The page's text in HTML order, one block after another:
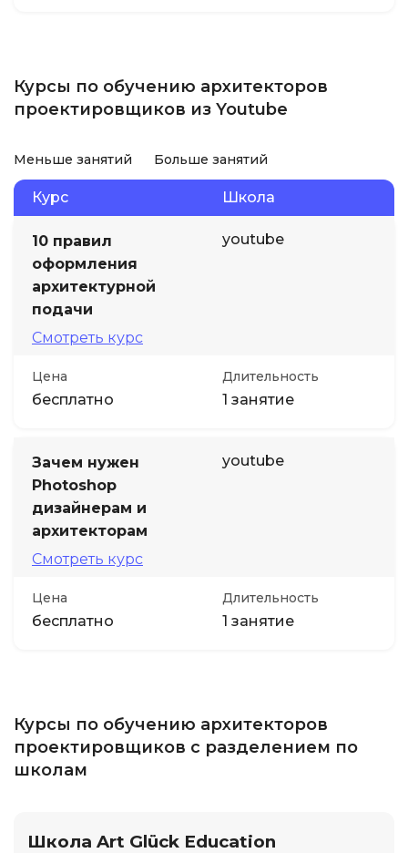
Курсы по обучению архитекторов
проектировщиков из Youtube
Меньше занятий Больше занятий
Курс Школа
10 правил
оформления
архитектурной
подачи
Смотреть курс
youtube
Цена
бесплатно
Длительность
1 занятие
Зачем нужен
Photoshop
дизайнерам и
архитекторам
Смотреть курс
youtube
Цена
бесплатно
Длительность
1 занятие
Курсы по обучению архитекторов
проектировщиков с разделением по
школам
Школа Art Glück Education